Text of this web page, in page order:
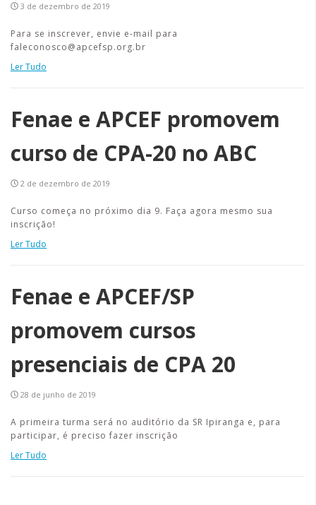
3 de dezembro de 2019
Para se inscrever, envie e-mail para
faleconosco@apcefsp.org.br
Ler Tudo
Fenae e APCEF promovem
curso de CPA-20 no ABC
2 de dezembro de 2019
Curso começa no próximo dia 9. Faça agora mesmo sua
inscrição!
Ler Tudo
Fenae e APCEF/SP
promovem cursos
presenciais de CPA 20
28 de junho de 2019
A primeira turma será no auditório da SR Ipiranga e, para
participar, é preciso fazer inscrição
Ler Tudo